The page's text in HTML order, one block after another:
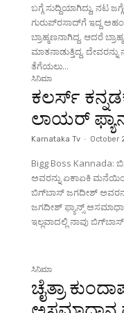
ಬಗ್ಗೆ ಸುದ್ದಿಯಾಗಿದ್ದು, ನಟ
ಗುರುಪ್‌ರಸಾದ್‌ಗೆ ಇದ್ದ ಅಹಂ ಬಗ್ಗೆ
ಬ್ರಾಹ್ಮಣನಾಗಿದ್ದ. ಆದರೆ
ಮಾತನಾಡುತ್ತಿದ್ದ.
ತೆಗೆಯಲು...
ಸಿನಿಮಾ
ಕಲರ್ಸ್
ಲಾಯರ್
Karnataka Tv - October
Bigg Boss Kannada:
ಅವರನ್ನು ಏಕಾಏಕಿ
ಬಿಗ್‌ಬಾಸ್ ಜಗದೀಶ್
ಜಗದೀಶ್ ಫ್ಯಾನ್ಸ್
ಇಲ್ಲವಾದಲ್ಲಿ ನಾವು
ಸಿನಿಮಾ
ಚೈತ್ರಾ